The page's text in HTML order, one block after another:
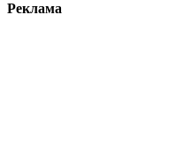
Реклама